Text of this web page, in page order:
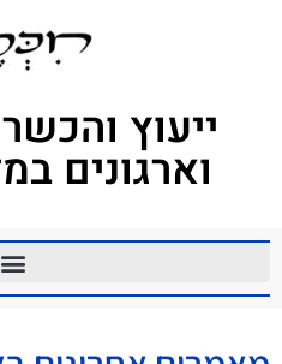
ייעוץ
וארגונים